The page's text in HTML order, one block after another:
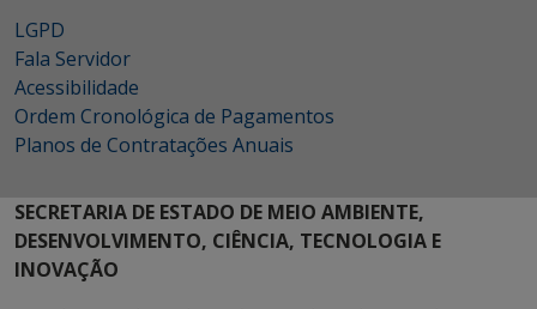
LGPD
Fala Servidor
Acessibilidade
Ordem Cronológica de Pagamentos
Planos de Contratações Anuais
SECRETARIA DE ESTADO DE MEIO AMBIENTE,
DESENVOLVIMENTO, CIÊNCIA, TECNOLOGIA E
INOVAÇÃO